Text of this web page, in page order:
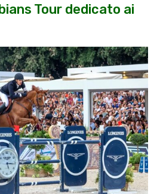
Tour dedicato ai